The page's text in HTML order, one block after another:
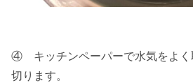
④ キッチンペーパーで水気をよく
切ります。